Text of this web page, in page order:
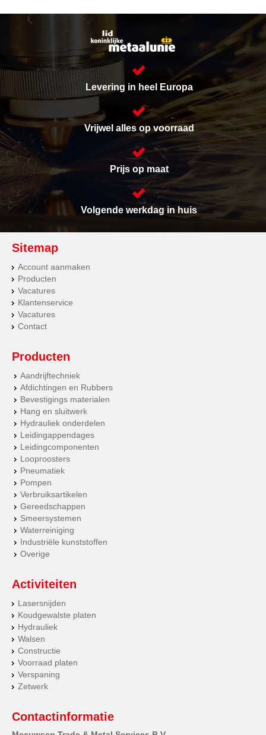
Levering in heel Europa
Vrijwel alles op voorraad
Prijs op maat
Volgende werkdag in huis
Sitemap
Account aanmaken
Producten
Vacatures
Klantenservice
Vacatures
Contact
Producten
Aandrijftechniek
Afdichtingen en Rubbers
Bevestigings materialen
Hang en sluitwerk
Hydrauliek onderdelen
Leidingappendages
Leidingcomponenten
Looproosters
Pneumatiek
Pompen
Verbruiksartikelen
Gereedschappen
Smeersystemen
Waterreiniging
Industriële kunststoffen
Overige
Activiteiten
Lasersnijden
Koudgewalste platen
Hydrauliek
Walsen
Constructie
Voorraad platen
Verspaning
Zetwerk
Contactinformatie